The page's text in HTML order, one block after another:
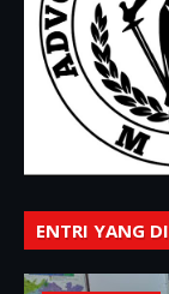
ENTRI YANG